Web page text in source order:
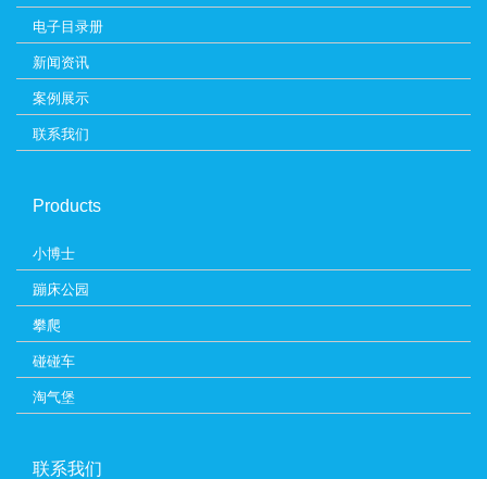
电子目录册
新闻资讯
案例展示
联系我们
Products
小博士
蹦床公园
攀爬
碰碰车
淘气堡
联系我们